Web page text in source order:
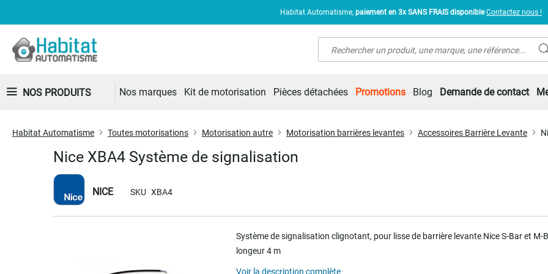
Habitat Automatisme, paiement en 3x SANS FRAIS disponible Contactez nous !
NOS PRODUITS Nos marques Kit de motorisation Pièces détachées Promotions Blog Demande de contact
Habitat Automatisme Toutes motorisations Motorisation autre Motorisation barrières levantes Accessoires Barrière Levante
Nice XBA4 Système de signalisation
NICE SKU XBA4
Système de signalisation clignotant, pour lisse de barrière levante Nice S-Bar et M-
longeur 4 m
Voir la description complète